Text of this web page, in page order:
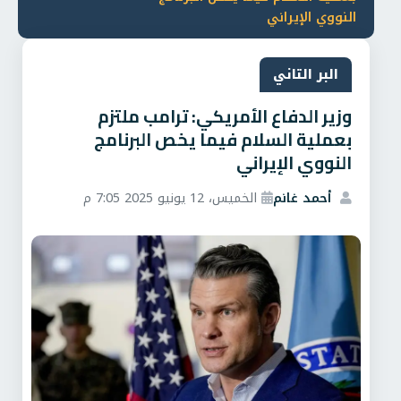
النووي الإيراني
البر التاني
وزير الدفاع الأمريكي: ترامب ملتزم
بعملية السلام فيما يخص البرنامج
النووي الإيراني
أحمد غانم الخميس، 12 يونيو 2025 7:05 م